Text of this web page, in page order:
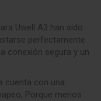
Uwell A3 han sido
perfectamente
conexión segura y un
cuenta con una
Porque menos